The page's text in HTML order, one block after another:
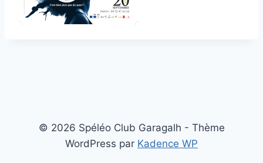
© 2026 Spéléo Club Garagalh - Thème
WordPress par Kadence WP